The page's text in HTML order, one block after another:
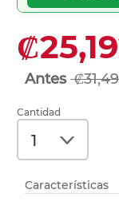
Cantidad
Características